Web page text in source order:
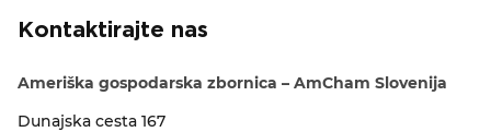
Kontaktirajte nas
Ameriška gospodarska zbornica – AmCham Slovenija
Dunajska cesta 167